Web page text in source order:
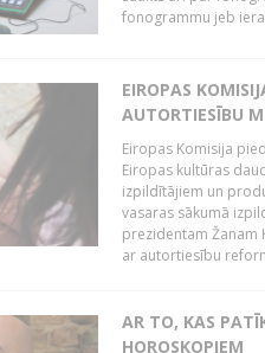
fonogrammu jeb
EIROPAS
AUTORTIESĪBU
Eiropas Komisija
Eiropas kultūras
izpildītājiem un
vasaras sākumā
prezidentam Žanam
ar autortiesību
AR TO, KAS
HOROSKOPIEM